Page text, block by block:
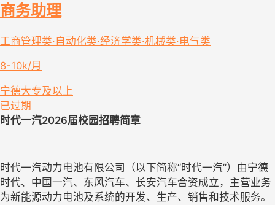
商务助理
工商管理类·自动化类·经济学类·机械类·电气类
8-10k/月
宁德大专及以上
已过期
时代一汽2026届校园招聘简章
时代一汽动力电池有限公司（以下简称“时代一汽”）由宁德
时代、中国一汽、东风汽车、长安汽车合资成立，主营业务
为新能源动力电池及系统的开发、生产、销售和技术服务。